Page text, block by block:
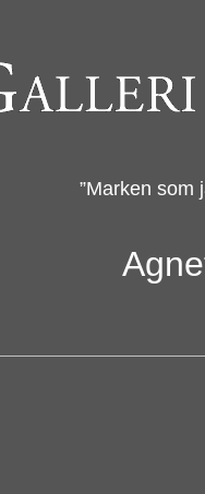
”Marken som